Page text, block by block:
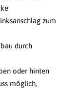
zum
durch
oder hinten
möglich,